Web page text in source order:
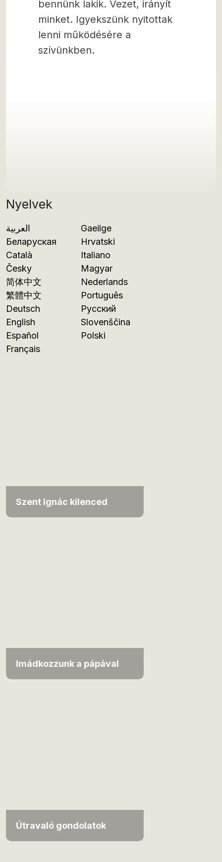
Nyelvek
العربية
Беларуская
Català
Česky
简体中文
繁體中文
Deutsch
English
Español
Français
Gaeilge
Hrvatski
Italiano
Magyar
Nederlands
Português
Русский
Slovenščina
Polski
Szent Ignác kilenced
Imádkozzunk a pápával
Útravaló gondolatok
bennünk lakik. Vezet, irányít
minket. Igyekszünk nyitottak
lenni működésére a
szívünkben.